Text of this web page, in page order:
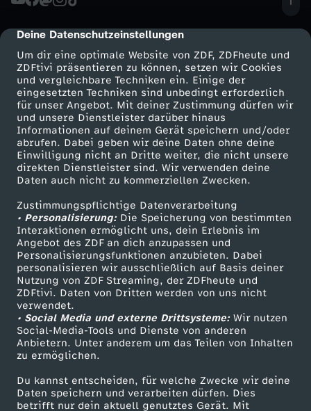
cmp-dialog-description
Deine Datenschutzeinstellungen
Um dir eine optimale Website von ZDF, ZDFheute und
ZDFtivi präsentieren zu können, setzen wir Cookies
und vergleichbare Techniken ein. Einige der
eingesetzten Techniken sind unbedingt erforderlich
für unser Angebot. Mit deiner Zustimmung dürfen wir
und unsere Dienstleister darüber hinaus
Informationen auf deinem Gerät speichern und/oder
abrufen. Dabei geben wir deine Daten ohne deine
Einwilligung nicht an Dritte weiter, die nicht unsere
direkten Dienstleister sind. Wir verwenden deine
Daten auch nicht zu kommerziellen Zwecken.
Zustimmungspflichtige Datenverarbeitung
• Personalisierung:Die Speicherung von bestimmten
Interaktionen ermöglicht uns, dein Erlebnis im
Angebot des ZDF an dich anzupassen und
Personalisierungsfunktionen anzubieten. Dabei
personalisieren wir ausschließlich auf Basis deiner
Nutzung von ZDF Streaming, der ZDFheute und
ZDFtivi. Daten von Dritten werden von uns nicht
verwendet.
• Social Media und externe Drittsysteme:Wir nutzen
Social-Media-Tools und Dienste von anderen
Anbietern. Unter anderem um das Teilen von Inhalten
zu ermöglichen.
Du kannst entscheiden, für welche Zwecke wir deine
Daten speichern und verarbeiten dürfen. Dies
betrifft nur dein aktuell genutztes Gerät. Mit
s
c
h
e
r
R
e
i
s
e
-
L
Mehr ZDF
ZDF-Apps
Smart TV
ZDFtext
Livestreams
Sendungen A-Z
TV-Programm
Service
ZDFmitreden
Kontakt zum ZDF
Tickets
Zuschauerservice
Hilfe
ZDF Unternehmen
Karriere
ZDF goes Schule